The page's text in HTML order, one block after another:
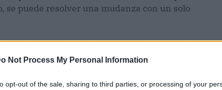
Not Process My Personal Information
opt-out of the sale, sharing to third parties, or processing of your
se puede resolver una mudanza con un solo
al servicio de
firma se encuentran disponibles tanto para
diversos modelos que ofrece esta compañía
espacio y transporte a la hora de realizar una